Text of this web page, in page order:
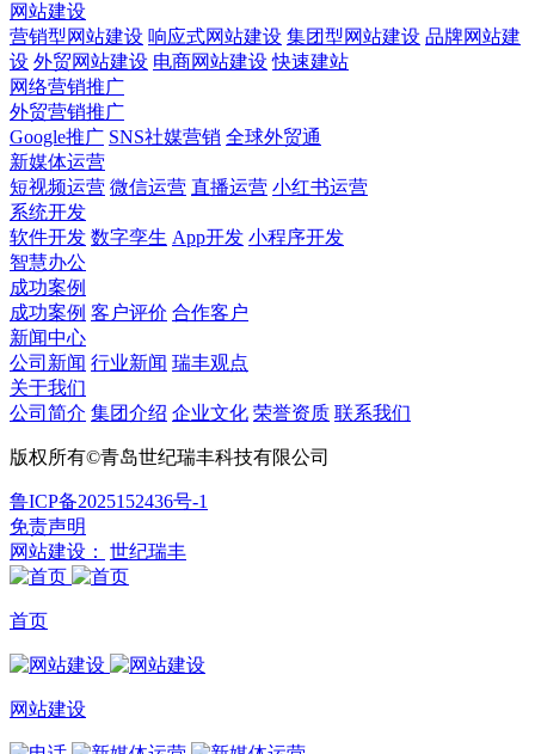
网站建设
营销型网站建设 响应式网站建设 集团型网站建设 品牌网站建
设 外贸网站建设 电商网站建设 快速建站
网络营销推广
外贸营销推广
Google推广 SNS社媒营销 全球外贸通
新媒体运营
短视频运营 微信运营 直播运营 小红书运营
系统开发
软件开发 数字孪生 App开发 小程序开发
智慧办公
成功案例
成功案例 客户评价 合作客户
新闻中心
公司新闻 行业新闻 瑞丰观点
关于我们
公司简介 集团介绍 企业文化 荣誉资质 联系我们
版权所有©青岛世纪瑞丰科技有限公司
鲁ICP备2025152436号-1
免责声明
网站建设：
世纪瑞丰
首页
网站建设